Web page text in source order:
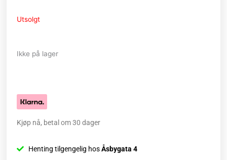
Utsolgt
Ikke på lager
Kjøp nå, betal om 30 dager
Henting tilgengelig hosÅsbygata 4